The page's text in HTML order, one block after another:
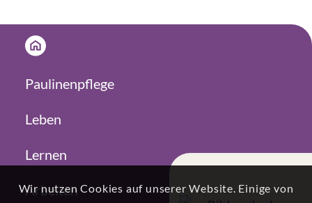
Paulinenpflege
Leben
Lernen
Arbeiten
Wir nutzen Cookies auf unserer Website. Einige von